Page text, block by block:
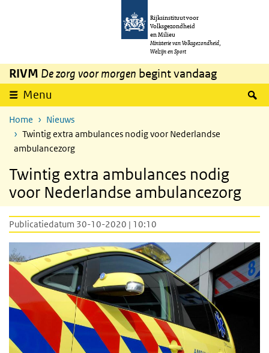
Overslaan en naar de inhoud gaan
Rijksinstituut voor
Volksgezondheid
en Milieu
Ministerie van Volksgezondheid,
Welzijn en Sport
RIVM De zorg voor morgen begint vandaag
Menu
Home
Nieuws
Twintig extra ambulances nodig voor Nederlandse
ambulancezorg
Twintig extra ambulances nodig
voor Nederlandse ambulancezorg
Publicatiedatum 30-10-2020 | 10:10